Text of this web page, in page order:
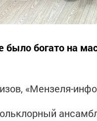
было богато на
«Мензеля-